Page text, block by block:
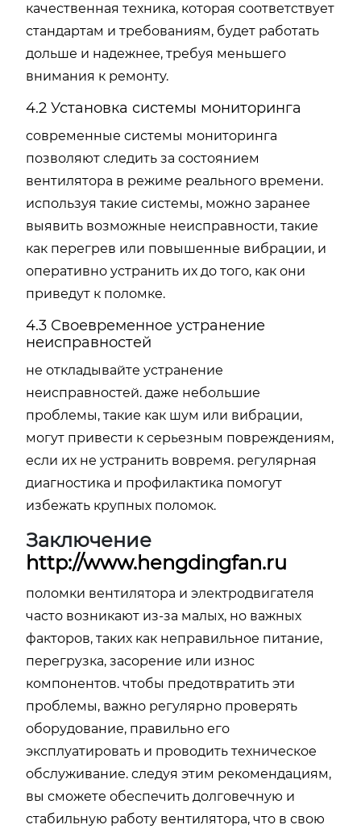
качественная техника, которая соответствует
стандартам и требованиям, будет работать
дольше и надежнее, требуя меньшего
внимания к ремонту.
4.2 Установка системы мониторинга
современные системы мониторинга
позволяют следить за состоянием
вентилятора в режиме реального времени.
используя такие системы, можно заранее
выявить возможные неисправности, такие
как перегрев или повышенные вибрации, и
оперативно устранить их до того, как они
приведут к поломке.
4.3 Своевременное устранение
неисправностей
не откладывайте устранение
неисправностей. даже небольшие
проблемы, такие как шум или вибрации,
могут привести к серьезным повреждениям,
если их не устранить вовремя. регулярная
диагностика и профилактика помогут
избежать крупных поломок.
Заключение
http://www.hengdingfan.ru
поломки вентилятора и электродвигателя
часто возникают из-за малых, но важных
факторов, таких как неправильное питание,
перегрузка, засорение или износ
компонентов. чтобы предотвратить эти
проблемы, важно регулярно проверять
оборудование, правильно его
эксплуатировать и проводить техническое
обслуживание. следуя этим рекомендациям,
вы сможете обеспечить долговечную и
стабильную работу вентилятора, что в свою